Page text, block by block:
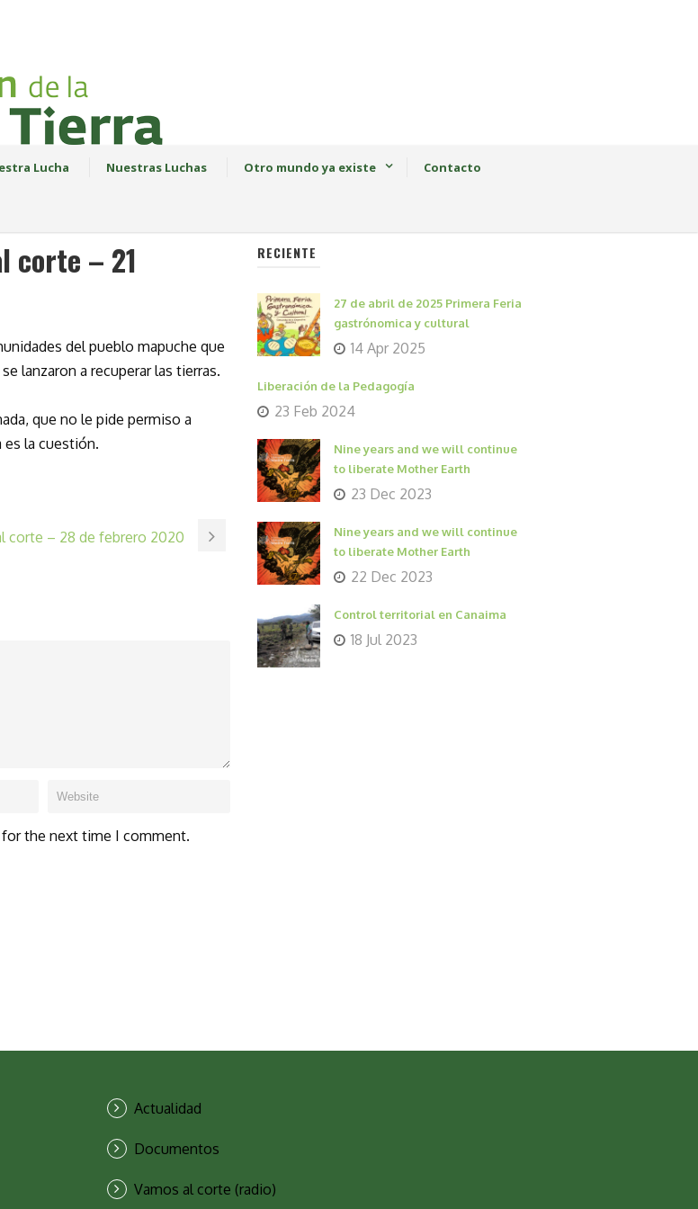
Lucha Nuestras Luchas Otro mundo ya existe Contacto
corte – 21
del pueblo mapuche que
lanzaron a recuperar las tierras.
que no le pide permiso a
es la cuestión.
corte – 28 de febrero 2020
the next time I comment.
RECIENTE
27 de abril de 2025 Primera Feria
gastrónomica y cultural
14 Apr 2025
Liberación de la Pedagogía
23 Feb 2024
Nine years and we will continue
to liberate Mother Earth
23 Dec 2023
Nine years and we will continue
to liberate Mother Earth
22 Dec 2023
Control territorial en Canaima
18 Jul 2023
Actualidad
Documentos
Vamos al corte (radio)